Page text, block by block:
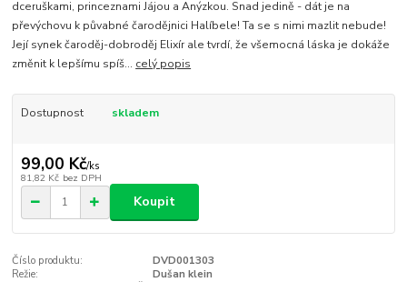
dceruškami, princeznami Jájou a Anýzkou. Snad jedině - dát je na
převýchovu k půvabné čarodějnici Halíbele! Ta se s nimi mazlit nebude!
Její synek čaroděj-dobroděj Elixír ale tvrdí, že všemocná láska je dokáže
změnit k lepšímu spíš... celý popis
Dostupnost skladem
99,00 Kč/ks
81,82 Kč bez DPH
Koupit
Číslo produktu:
DVD001303
Režie:
Dušan klein